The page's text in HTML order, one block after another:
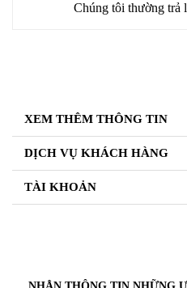
Chúng tôi thường trả
XEM THÊM THÔNG TIN
DỊCH VỤ KHÁCH HÀNG
TÀI KHOẢN